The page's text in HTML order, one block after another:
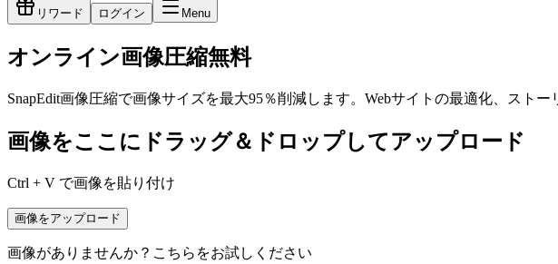
リワード ログイン Menu
オンライン画像圧縮無料
SnapEdit画像圧縮で画像サイズを最大95％削減します。Webサイトの最適化、スト
画像をここにドラッグ＆ドロップしてアップロード
Ctrl + V で画像を貼り付け
画像をアップロード
画像がありませんか？こちらをお試しください